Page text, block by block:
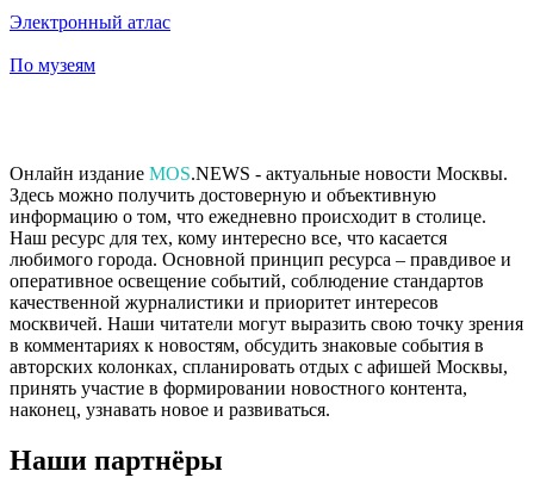
Электронный атлас
По музеям
Онлайн издание MOS.NEWS - актуальные новости Москвы.
Здесь можно получить достоверную и объективную
информацию о том, что ежедневно происходит в столице.
Наш ресурс для тех, кому интересно все, что касается
любимого города. Основной принцип ресурса – правдивое и
оперативное освещение событий, соблюдение стандартов
качественной журналистики и приоритет интересов
москвичей. Наши читатели могут выразить свою точку зрения
в комментариях к новостям, обсудить знаковые события в
авторских колонках, спланировать отдых с афишей Москвы,
принять участие в формировании новостного контента,
наконец, узнавать новое и развиваться.
Наши партнёры